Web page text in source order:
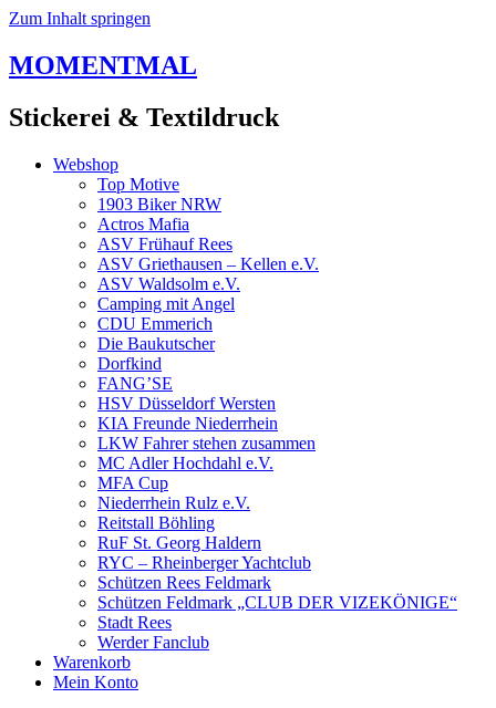
Zum Inhalt springen
MOMENTMAL
Stickerei & Textildruck
Webshop
Top Motive
1903 Biker NRW
Actros Mafia
ASV Frühauf Rees
ASV Griethausen – Kellen e.V.
ASV Waldsolm e.V.
Camping mit Angel
CDU Emmerich
Die Baukutscher
Dorfkind
FANG’SE
HSV Düsseldorf Wersten
KIA Freunde Niederrhein
LKW Fahrer stehen zusammen
MC Adler Hochdahl e.V.
MFA Cup
Niederrhein Rulz e.V.
Reitstall Böhling
RuF St. Georg Haldern
RYC – Rheinberger Yachtclub
Schützen Rees Feldmark
Schützen Feldmark „CLUB DER VIZEKÖNIGE“
Stadt Rees
Werder Fanclub
Warenkorb
Mein Konto